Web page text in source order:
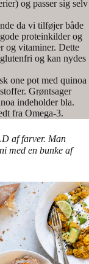
og passer sig selv
da vi tilføjer både
proteinkilder og
og vitaminer. Dette
og kan nydes
one pot med quinoa
Grøntsager
indeholder bla.
fra Omega-3.
af farver. Man
med en bunke af